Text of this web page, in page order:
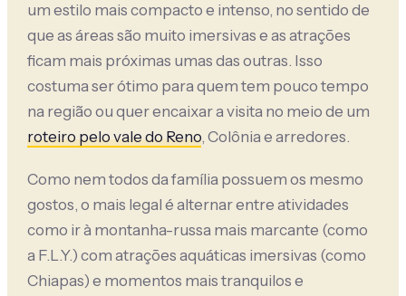
um estilo mais compacto e intenso, no sentido de
que as áreas são muito imersivas e as atrações
ficam mais próximas umas das outras. Isso
costuma ser ótimo para quem tem pouco tempo
na região ou quer encaixar a visita no meio de um
roteiro pelo vale do Reno, Colônia e arredores.
Como nem todos da família possuem os mesmo
gostos, o mais legal é alternar entre atividades
como ir à montanha-russa mais marcante (como
a F.L.Y.) com atrações aquáticas imersivas (como
Chiapas) e momentos mais tranquilos e